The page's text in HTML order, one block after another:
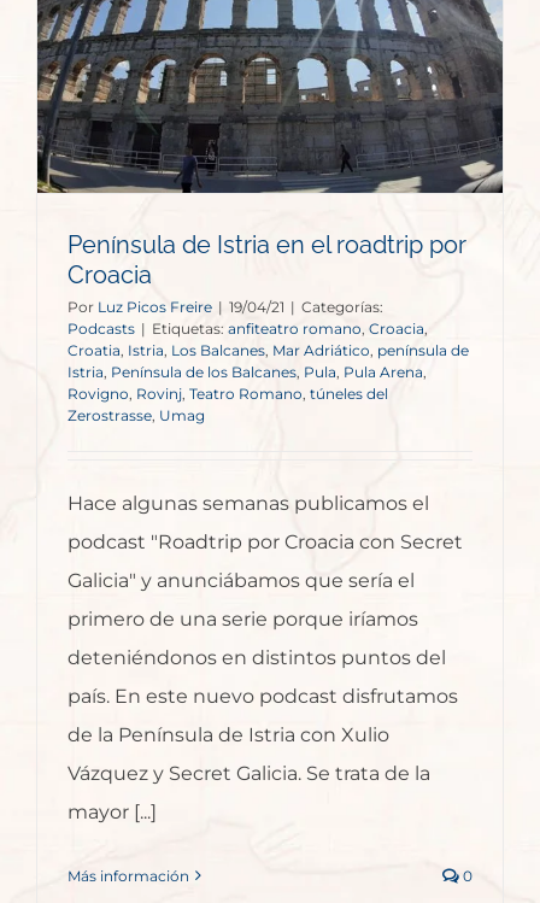
Península de Istria en el roadtrip por
Croacia
Por Luz Picos Freire | 19/04/21 | Categorías:
Podcasts | Etiquetas: anfiteatro romano, Croacia,
Croatia Istria, Los Balcanes, Mar Adriático península de
Istria Península de los Balcanes, Pula Pula Arena,
Rovigno Rovinj Teatro Romano, túneles del
Zerostrasse Umag
Hace algunas semanas publicamos el
podcast "Roadtrip por Croacia con Secret
Galicia" y anunciábamos que sería el
primero de una serie porque iríamos
deteniéndonos en distintos puntos del
país. En este nuevo podcast disfrutamos
de la Península de Istria con Xulio
Vázquez y Secret Galicia. Se trata de la
mayor [...]
Más información 0